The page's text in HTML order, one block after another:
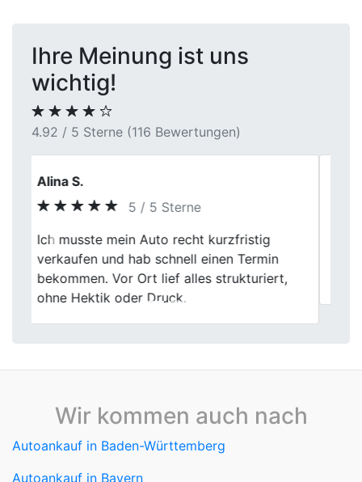
Ihre Meinung ist uns
wichtig!
4.92 / 5 Sterne (116 Bewertungen)
Jasmin S.
5 / 5 Sterne
Hab nicht viel erwartet und wurde positiv
überrascht. Hier ging der Verkauf zügig
und ohne Stress.
Previous
Autoankauf in Baden-Württemberg